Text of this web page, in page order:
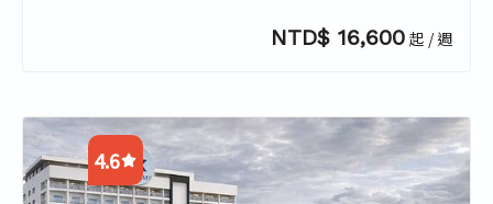
NTD$ 16,600 起 / 週
4.6